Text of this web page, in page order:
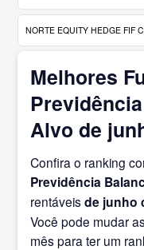
NORTE EQUITY HEDGE FIF
Melhores
Alvo de
Confira o ranking
Previdência
rentáveisde junho
Você pode mudar
mês para ter um